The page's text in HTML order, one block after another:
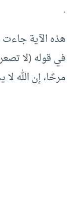
.
هذه الآية جاءت
في قوله (لا
مرحًا، إن الله